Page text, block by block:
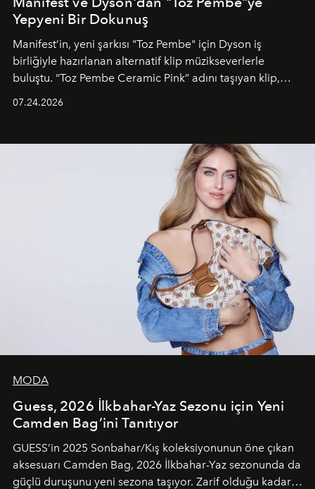
Yepyeni Bir Dokunuş
Manifest’in, yeni şarkısı "Toz Pembe" için Dyson iş
birliğiyle hazırlanan alternatif klip müzikseverlerle
buluştu. “Toz Pembe Ceramic Pink” adını taşıyan klip,
unsurlarından biri olarak öne çıkıyor.
07.24.2026
MODA
Guess, 2026 İlkbahar-Yaz Sezonu için Yeni
Camden Bag’ini Tanıtıyor
GUESS’in 2025 Sonbahar/Kış koleksiyonunun öne çıkan
aksesuarı Camden Bag, 2026 İlkbahar-Yaz sezonunda da
güçlü duruşunu yeni sezona taşıyor. Zarif olduğu kadar